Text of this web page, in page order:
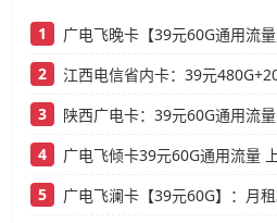
1
2
3
4
广电飞倾卡39元60G通用流量
5